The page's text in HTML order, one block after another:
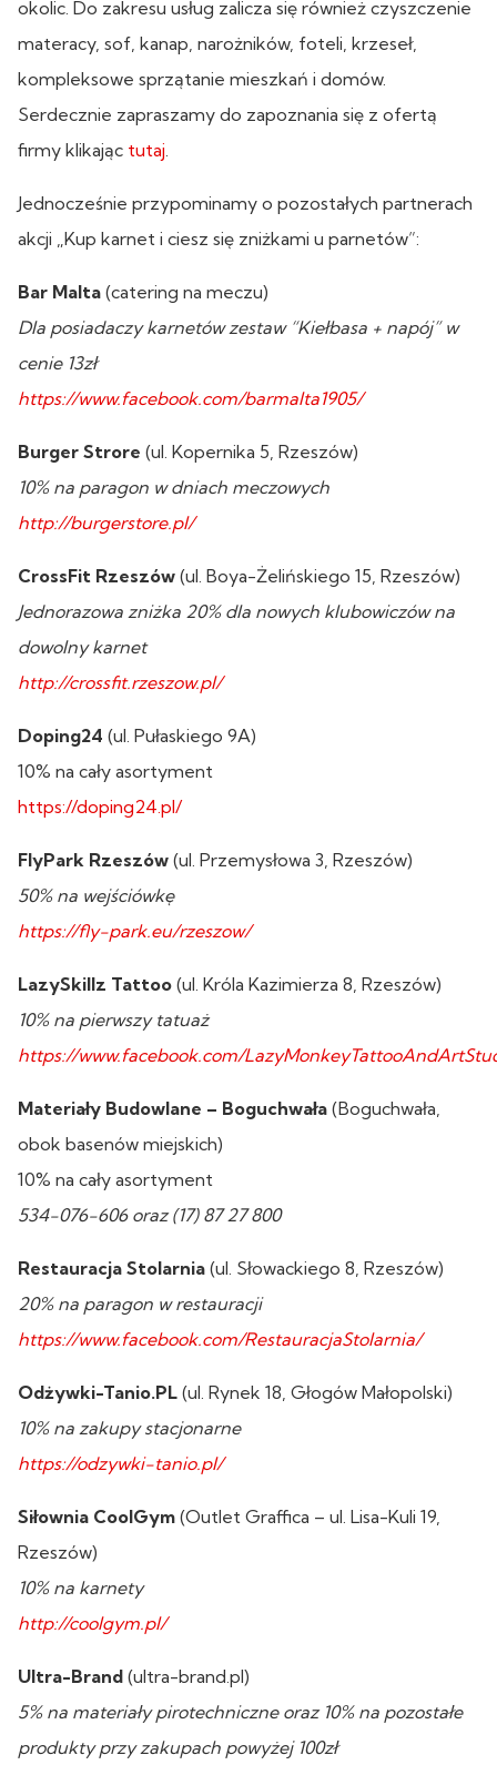
okolic. Do zakresu usług zalicza się również czyszczenie
materacy, sof, kanap, narożników, foteli, krzeseł,
kompleksowe sprzątanie mieszkań i domów.
Serdecznie zapraszamy do zapoznania się z ofertą
firmy klikając tutaj
Jednocześnie przypominamy o pozostałych partnerach
akcji „Kup karnet i ciesz się zniżkami u parnetów”:
Bar Malta (catering na meczu)
Dla posiadaczy karnetów zestaw “Kiełbasa + napój” w
cenie 13zł
https://www.facebook.com/barmalta1905/
Burger Strore (ul. Kopernika 5, Rzeszów)
10% na paragon w dniach meczowych
http://burgerstore.pl/
CrossFit Rzeszów (ul. Boya-Żelińskiego 15, Rzeszów)
Jednorazowa zniżka 20% dla nowych klubowiczów na
dowolny karnet
http://crossfit.rzeszow.pl/
Doping24 (ul. Pułaskiego 9A)
10% na cały asortyment
https://doping24.pl/
FlyPark Rzeszów (ul. Przemysłowa 3, Rzeszów)
50% na wejściówkę
https://fly-park.eu/rzeszow/
LazySkillz Tattoo (ul. Króla Kazimierza 8, Rzeszów)
10% na pierwszy tatuaż
https://www.facebook.com/
Materiały Budowlane – Boguchwała (Boguchwała,
obok basenów miejskich)
10% na cały asortyment
534-076-606 oraz (17) 87 27 800
Restauracja Stolarnia (ul. Słowackiego 8, Rzeszów)
20% na paragon w restauracji
https://www.facebook.com/RestauracjaStolarnia/
Odżywki-Tanio.PL (ul. Rynek 18, Głogów Małopolski)
10% na zakupy stacjonarne
https://odzywki-tanio.pl/
Siłownia CoolGym (Outlet Graffica – ul. Lisa-Kuli 19,
Rzeszów)
10% na karnety
http://coolgym.pl/
Ultra-Brand (ultra-brand.pl)
5% na materiały pirotechniczne oraz 10% na pozostałe
produkty przy zakupach powyżej 100zł